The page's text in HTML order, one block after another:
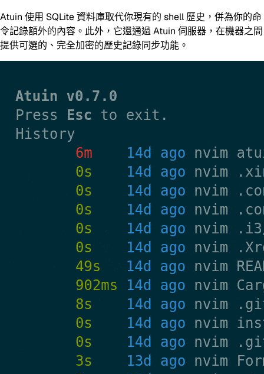
Atuin 使用 SQLite 資料庫取代你現有的 shell 歷史，併為你的命
令記錄額外的內容。此外，它還通過 Atuin 伺服器，在機器之間
提供可選的、完全加密的歷史記錄同步功能。